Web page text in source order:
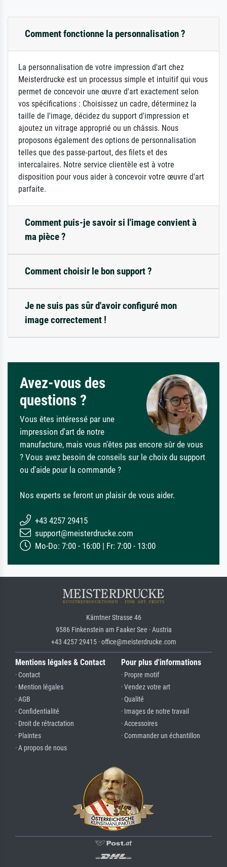
Comment fonctionne la personnalisation ?
La personnalisation de votre impression d'art chez
Meisterdrucke est un processus simple et intuitif qui vous
permet de concevoir une œuvre d'art exactement selon
vos spécifications : Choisissez un cadre, déterminez la
taille de l'image, décidez du support d'impression et
ajoutez un vitrage approprié ou un châssis. Nous
proposons également des options de personnalisation
telles que des passe-partout, des filets et des
intercalaires. Notre service clientèle est à votre
disposition pour vous aider à concevoir votre œuvre d'art
parfaite.
Comment puis-je savoir si l'image convient à
ma pièce ?
Comment choisir le bon support ?
Je ne suis pas sûr d'avoir configuré mon
image correctement !
Avez-vous des
questions ?
Vous êtes intéressé par une
impression d'art de notre
manufacture, mais vous n'êtes pas encore sûr de vous
? Vous avez besoin de conseils sur le choix du support
ou d'aide pour la commande ?
Nos experts se feront un plaisir de vous aider.
+43 4257 29415
support@meisterdrucke.com
Mo-Do: 7:00 - 16:00 | Fr: 7:00 - 13:00
Kärntner Strasse 46
9586 Finkenstein am Faaker See · Austria
+43 4257 29415 · office@meisterdrucke.com
Mentions légales & Contact
· Contact
· Mention légales
· AGB
· Confidentialité
· Droit de rétractation
· Plaintes
· A propos de nous
Pour plus d'informations
· Propre motif
· Vendez votre art
· Qualité
· Images de notre travail
· Accessoires
· Commander un échantillon